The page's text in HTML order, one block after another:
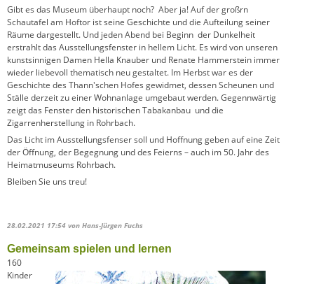
Gibt es das Museum überhaupt noch? Aber ja! Auf der großrn
Schautafel am Hoftor ist seine Geschichte und die Aufteilung seiner
Räume dargestellt. Und jeden Abend bei Beginn der Dunkelheit
erstrahlt das Ausstellungsfenster in hellem Licht. Es wird von unseren
kunstsinnigen Damen Hella Knauber und Renate Hammerstein immer
wieder liebevoll thematisch neu gestaltet. Im Herbst war es der
Geschichte des Thann'schen Hofes gewidmet, dessen Scheunen und
Ställe derzeit zu einer Wohnanlage umgebaut werden. Gegennwärtig
zeigt das Fenster den historischen Tabakanbau und die
Zigarrenherstellung in Rohrbach.
Das Licht im Ausstellungsfenser soll und Hoffnung geben auf eine Zeit
der Öffnung, der Begegnung und des Feierns – auch im 50. Jahr des
Heimatmuseums Rohrbach.
Bleiben Sie uns treu!
28.02.2021 17:54 von Hans-Jürgen Fuchs
Gemeinsam spielen und lernen
160
Kinder